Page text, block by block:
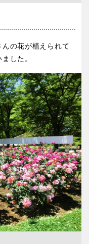
の花が植えられて
した。